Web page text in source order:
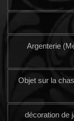
Argenterie
Objet sur la
décoration de